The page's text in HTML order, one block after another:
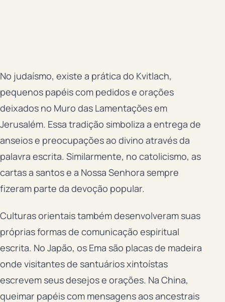
No judaísmo, existe a prática do Kvitlach,
pequenos papéis com pedidos e orações
deixados no Muro das Lamentações em
Jerusalém. Essa tradição simboliza a entrega de
anseios e preocupações ao divino através da
palavra escrita. Similarmente, no catolicismo, as
cartas a santos e a Nossa Senhora sempre
fizeram parte da devoção popular.
Culturas orientais também desenvolveram suas
próprias formas de comunicação espiritual
escrita. No Japão, os Ema são placas de madeira
onde visitantes de santuários xintoístas
escrevem seus desejos e orações. Na China,
queimar papéis com mensagens aos ancestrais